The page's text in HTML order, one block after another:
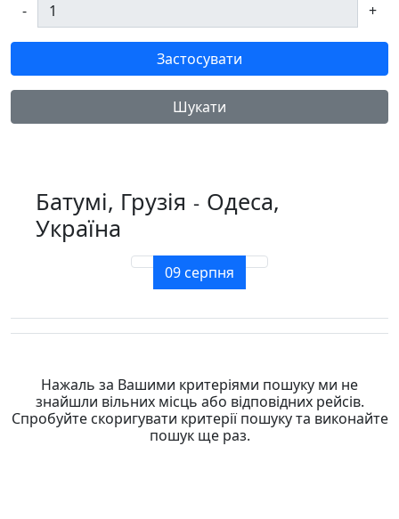
- +
Застосувати
Шукати
Батумі, Грузія - Одеса,
Україна
09 серпня
Нажаль за Вашими критеріями пошуку ми не
знайшли вільних місць або відповідних рейсів.
Спробуйте скоригувати критерії пошуку та виконайте
пошук ще раз.